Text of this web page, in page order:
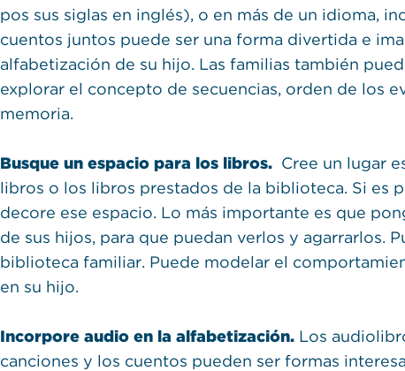
pos sus siglas en inglés), o en más de un idioma,
cuentos juntos puede ser una forma divertida e
alfabetización de su hijo. Las familias también
explorar el concepto de secuencias, orden de los
memoria.
Busque un espacio para los libros. Cree un lugar
libros o los libros prestados de la biblioteca. Si es
decore ese espacio. Lo más importante es que
de sus hijos, para que puedan verlos y agarrarlos.
biblioteca familiar. Puede modelar el
en su hijo.
Incorpore audio en la alfabetización. Los
canciones y los cuentos pueden ser formas